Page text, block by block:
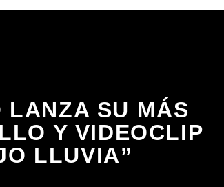
LANZA SU MÁS
Y VIDEOCLIP
LLUVIA”